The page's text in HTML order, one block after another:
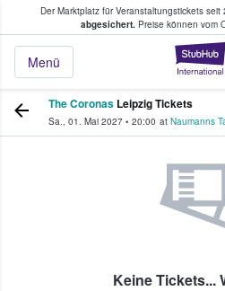
Der Marktplatz für Veranstaltungstickets seit
abgesichert.Preise können vom
Menü
Tickets kaufen &
The Coronas Leipzig Tickets
Sa., 01. Mai 2027 • 20:00 at Naumanns
Keine Tickets...